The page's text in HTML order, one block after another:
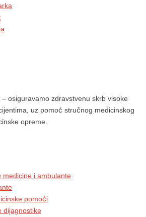
osiguravamo zdravstvenu skrb visoke
uz pomoć stručnog medicinskog
opreme.
medicine i ambulante
pomoći
dijagnostike